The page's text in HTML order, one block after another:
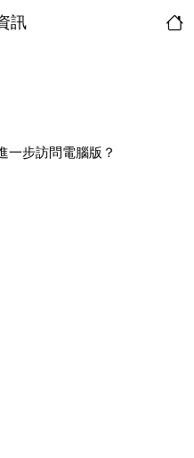
訊
一步訪問電腦版？